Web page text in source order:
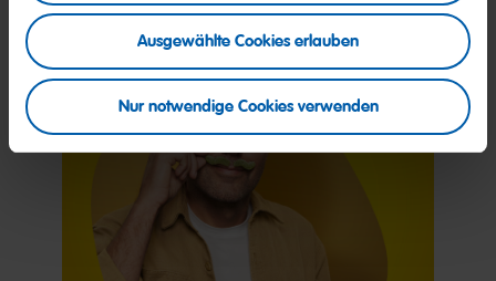
Ausgewählte Cookies erlauben
Nur notwendige Cookies verwenden